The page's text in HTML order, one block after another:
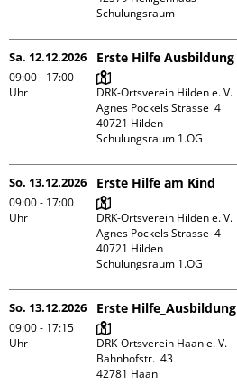
Schulungsraum
Sa. 12.12.2026
09:00 - 17:00
Uhr
Erste Hilfe Ausbildung
DRK-Ortsverein Hilden e. V.
Agnes Pockels Strasse  4
40721 Hilden
Schulungsraum 1.OG
So. 13.12.2026
09:00 - 17:00
Uhr
Erste Hilfe am Kind
DRK-Ortsverein Hilden e. V.
Agnes Pockels Strasse  4
40721 Hilden
Schulungsraum 1.OG
So. 13.12.2026
09:00 - 17:15
Uhr
Erste Hilfe_Ausbildung
DRK-Ortsverein Haan e. V.
Bahnhofstr.  43